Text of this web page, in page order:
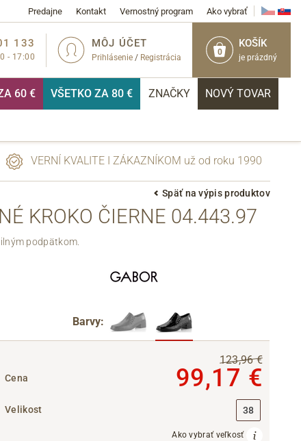
Predajne Kontakt Vernostný program Ako vybrať
0
KOŠÍK
je prázdný
MÔJ ÚČET
Prihlásenie / Registrácia
133
- 17:00
60 € VŠETKO ZA 80 € ZNAČKY NOVÝ TOVAR
VERNÍ KVALITE I ZÁKAZNÍKOM už od roku 1990
Späť na výpis produktov
KROKO ČIERNE 04.443.97
podpätkom.
Barvy:
Cena
123,96 €
99,17 €
Velikost 38
Ako vybrať veľkosť